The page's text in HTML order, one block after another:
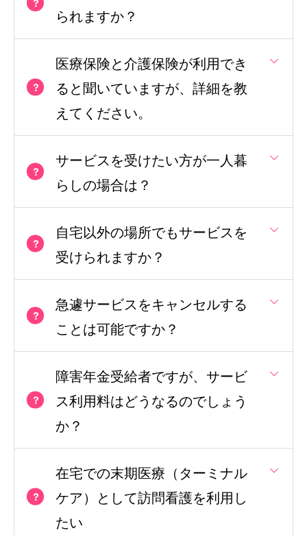
られますか？
医療保険と介護保険が利用でき
ると聞いていますが、詳細を教
えてください。
サービスを受けたい方が一人暮
らしの場合は？
自宅以外の場所でもサービスを
受けられますか？
急遽サービスをキャンセルする
ことは可能ですか？
障害年金受給者ですが、サービ
ス利用料はどうなるのでしょう
か？
在宅での末期医療（ターミナル
ケア）として訪問看護を利用し
たい